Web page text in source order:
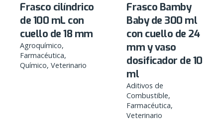
Frasco cilíndrico
de 100 mL con
cuello de 18 mm
Agroquímico
Farmacéutica
Químico Veterinario
Frasco Bamby
Baby de 300 ml
con cuello de 24
mm y vaso
dosificador de 10
ml
Aditivos de
Combustible
Farmacéutica
Veterinario